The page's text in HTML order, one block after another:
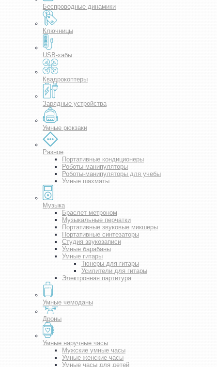
Беспроводные динамики
Ключницы
USB-хабы
Квадрокоптеры
Зарядные устройства
Умные рюкзаки
Разное
Портативные кондиционеры
Роботы-манипуляторы
Роботы-манипуляторы для учебы
Умные шахматы
Музыка
Браслет метроном
Музыкальные перчатки
Портативные звуковые микшеры
Портативные синтезаторы
Студия звукозаписи
Умные барабаны
Умные гитары
Тюнеры для гитары
Усилители для гитары
Электронная партитура
Умные чемоданы
Дроны
Умные наручные часы
Мужские умные часы
Умные женские часы
Умные часы для детей